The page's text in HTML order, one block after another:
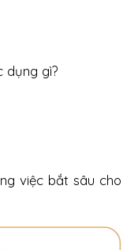
dụng gì?
việc bắt sâu cho